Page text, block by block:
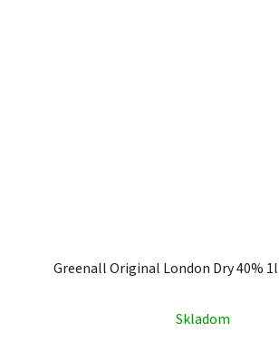
Greenall Original London Dry 40%
Skladom